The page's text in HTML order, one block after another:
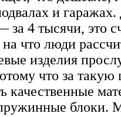
и
4 тысячи, это
что люди
изделия
что за
качественные
блоки.